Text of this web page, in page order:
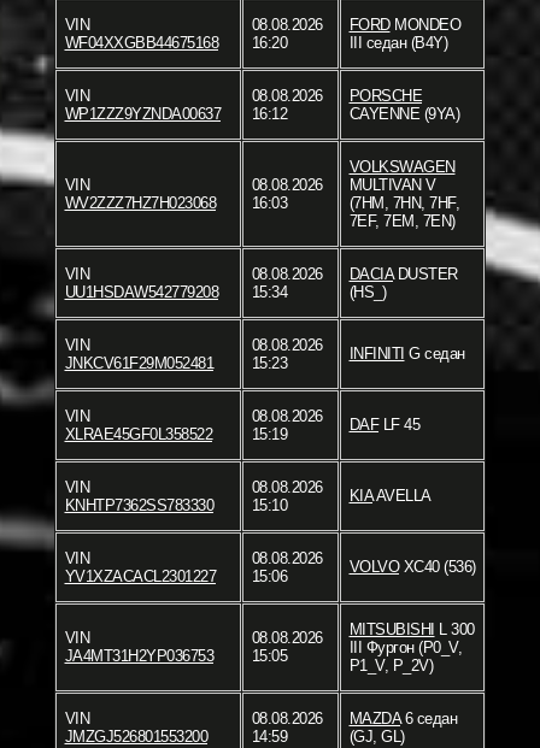
VIN
WF04XXGBB44675168
08.08.2026
16:20
FORDMONDEO
III седан (B4Y)
VIN
WP1ZZZ9YZNDA00637
08.08.2026
16:12
PORSCHE
CAYENNE (9YA)
VIN
WV2ZZZ7HZ7H023068
08.08.2026
16:03
VOLKSWAGEN
MULTIVAN V
(7HM, 7HN, 7HF,
7EF, 7EM, 7EN)
VIN
UU1HSDAW542779208
08.08.2026
15:34
DACIADUSTER
(HS_)
VIN
JNKCV61F29M052481
08.08.2026
15:23
INFINITI G седан
VIN
XLRAE45GF0L358522
08.08.2026
15:19
DAFLF 45
VIN
KNHTP7362SS783330
08.08.2026
15:10
KIAAVELLA
VIN
YV1XZACACL2301227
08.08.2026
15:06
VOLVOXC40 (536)
VIN
JA4MT31H2YP036753
08.08.2026
15:05
MITSUBISHI L 300
III Фургон (P0_V,
P1_V, P_2V)
VIN
JMZGJ526801553200
08.08.2026
14:59
MAZDA6 седан
(GJ, GL)